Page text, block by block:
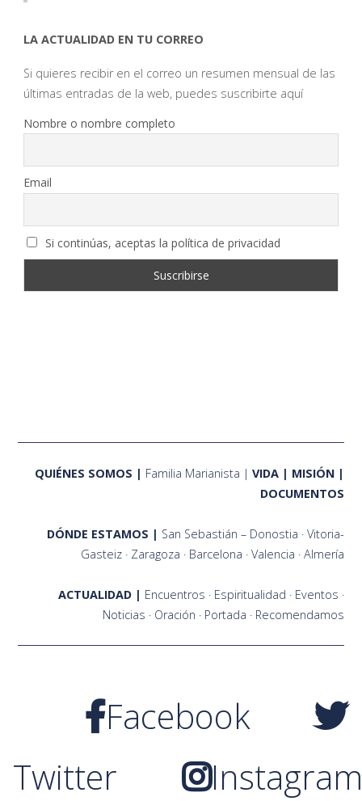
LA ACTUALIDAD EN TU CORREO
Si quieres recibir en el correo un resumen mensual de las
últimas entradas de la web, puedes suscribirte aquí
Nombre o nombre completo
Email
Si continúas, aceptas la política de privacidad
QUIÉNES SOMOS Familia Marianista VIDA
MISIÓN
DOCUMENTOS
DÓNDE ESTAMOS San Sebastián – Donostia
Vitoria-
Gasteiz
Zaragoza Barcelona Valencia Almería
ACTUALIDAD Encuentros Espiritualidad
Eventos
Noticias
Oración Portada Recomendamos
Facebook
Twitter
Instagram